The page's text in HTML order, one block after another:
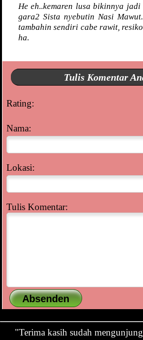
He eh..kemaren lusa bikinnya
gara2 Sista nyebutin Nasi
tambahin sendiri cabe rawit,
ha.
Tulis Komentar
Rating:
Nama:
Lokasi:
Tulis Komentar:
"Terima kasih sudah